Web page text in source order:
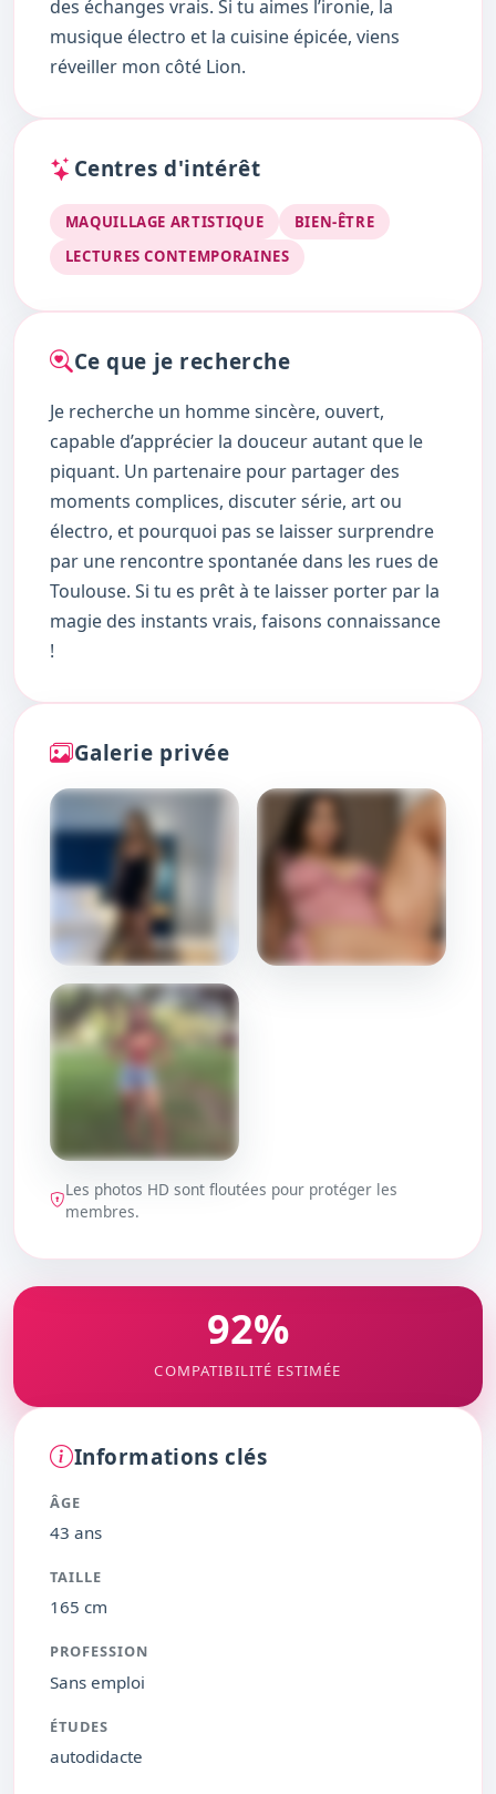
des échanges vrais. Si tu aimes l’ironie, la
musique électro et la cuisine épicée, viens
réveiller mon côté Lion.
Centres d'intérêt
MAQUILLAGE ARTISTIQUE
BIEN-ÊTRE
LECTURES CONTEMPORAINES
Ce que je recherche
Je recherche un homme sincère, ouvert,
capable d’apprécier la douceur autant que le
piquant. Un partenaire pour partager des
moments complices, discuter série, art ou
électro, et pourquoi pas se laisser surprendre
par une rencontre spontanée dans les rues de
Toulouse. Si tu es prêt à te laisser porter par la
magie des instants vrais, faisons connaissance
!
Galerie privée
DÉBLOQUER
DÉBLOQUER
Les photos HD sont floutées pour protéger les
membres.
92%
COMPATIBILITÉ ESTIMÉE
Informations clés
ÂGE
43 ans
TAILLE
165 cm
PROFESSION
Sans emploi
ÉTUDES
autodidacte